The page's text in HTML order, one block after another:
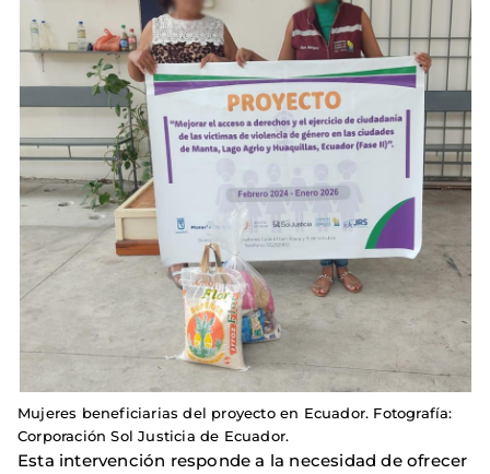
Mujeres beneficiarias del proyecto en Ecuador. Fotografía:
Corporación Sol Justicia de Ecuador.
Esta intervención responde a la necesidad de ofrecer